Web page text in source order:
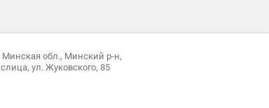
Минская обл., Минский р-н,
ул. Жуковского, 85